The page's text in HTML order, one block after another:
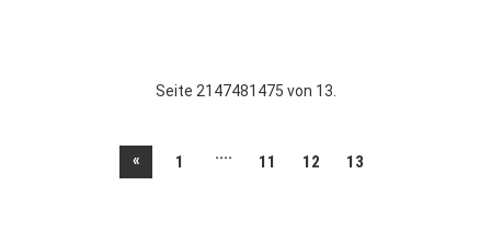
Seite 2147481475 von 13.
« 1 .... 11 12 13